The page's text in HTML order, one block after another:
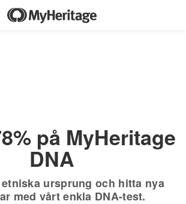
+ fri frakt
på MyHeritage
DNA
ursprung och hitta nya
med vårt enkla DNA-test.